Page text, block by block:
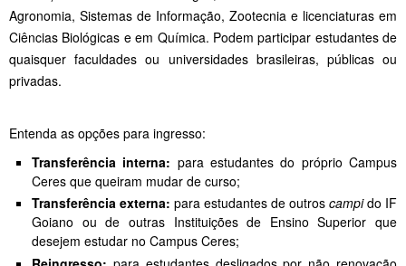
Agronomia, Sistemas de Informação, Zootecnia e licenciaturas em
Ciências Biológicas e em Química. Podem participar estudantes de
quaisquer faculdades ou universidades brasileiras, públicas ou
privadas.
Entenda as opções para ingresso:
Transferência interna: para estudantes do próprio Campus
Ceres que queiram mudar de curso;
Transferência externa: para estudantes de outros campido IF
Goiano ou de outras Instituições de Ensino Superior que
desejem estudar no Campus Ceres;